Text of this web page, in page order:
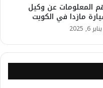
المعلومات عن وكيل
مازدا في الكويت
يناير 6, 2025